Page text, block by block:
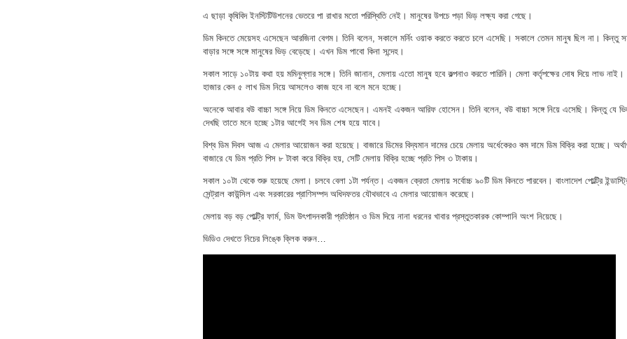
এ ছাড়া কৃষিবিদ ইনস্টিটিউশনের ভেতরে পা রাখার মতো পরিস্থিতি নেই। মানুষের উপচে পড়া ভিড় লক্ষ্য করা গেছে।
ডিম কিনতে মেয়েসহ এসেছেন আরজিনা বেগম। তিনি বলেন, সকালে মর্নিং ওয়াক করতে করতে চলে এসেছি। সকালে তেমন মানুষ ছিল না। কিন্তু
বাড়ার সঙ্গে সঙ্গে মানুষের ভিড় বেড়েছে। এখন ডিম পাবো কিনা সন্দেহ।
সকাল সাড়ে ১০টায় কথা হয় মমিনুল্লার সঙ্গে। তিনি জানান, মেলায় এতো মানুষ হবে কল্পনাও করতে পারিনি। মেলা কর্তৃপক্ষের দোষ দিয়ে লাভ
হাজার কেন ৫ লাখ ডিম নিয়ে আসলেও কাজ হবে না বলে মনে হচ্ছে।
অনেকে আবার বউ বাচ্চা সঙ্গে নিয়ে ডিম কিনতে এসেছেন। এমনই একজন আরিফ হোসেন। তিনি বলেন, বউ বাচ্চা সঙ্গে নিয়ে এসেছি। কিন্তু যে
দেখছি তাতে মনে হচ্ছে ১টার আগেই সব ডিম শেষ হয়ে যাবে।
বিশ্ব ডিম দিবস আজ এ মেলার আয়োজন করা হয়েছে। বাজারে ডিমের বিদ্যমান দামের চেয়ে মেলায় অর্ধেকেরও কম দামে ডিম বিক্রি করা হচ্ছে।
বাজারে যে ডিম প্রতি পিস ৮ টাকা করে বিক্রি হয়, সেটি মেলায় বিক্রি হচ্ছে প্রতি পিস ৩ টাকায়।
সকাল ১০টা থেকে শুরু হয়েছে মেলা। চলবে বেলা ১টা পর্যন্ত। একজন ক্রেতা মেলায় সর্বোচ্চ ৯০টি ডিম কিনতে পারবেন। বাংলাদেশ পোল্ট্রি
সেন্ট্রাল কাউন্সিল এবং সরকারের প্রাণিসম্পদ অধিদফতর যৌথভাবে এ মেলার আয়োজন করেছে।
মেলায় বড় বড় পোল্ট্রি ফার্ম, ডিম উৎপাদনকারী প্রতিষ্ঠান ও ডিম দিয়ে নানা ধরনের খাবার প্রস্তুতকারক কোম্পানি অংশ নিয়েছে।
ভিডিও দেখতে নিচের লিঙ্কে ক্লিক করুন…